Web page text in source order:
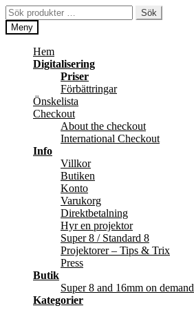
Hoppa
till
navigering
Hoppa
till
innehåll
Sök
efter:
Sök
Meny
Hem
Digitalisering
Priser
Förbättringar
Önskelista
Checkout
About the checkout
International Checkout
Info
Villkor
Butiken
Konto
Varukorg
Direktbetalning
Hyr en projektor
Super 8 / Standard 8
Projektorer – Tips & Trix
Press
Butik
Super 8 and 16mm on demand
Kategorier